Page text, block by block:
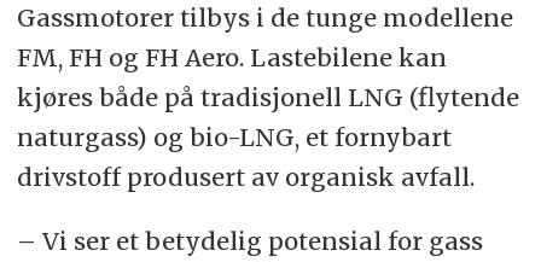
Gassmotorer tilbys i de tunge modellene
FM, FH og FH Aero. Lastebilene kan
kjøres både på tradisjonell LNG (flytende
naturgass) og bio-LNG, et fornybart
drivstoff produsert av organisk avfall.
– Vi ser et betydelig potensial for gass